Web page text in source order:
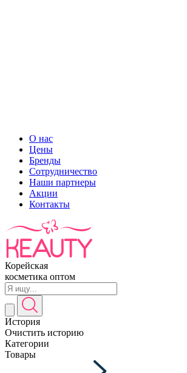
О нас
Цены
Бренды
Сотрудничество
Наши партнеры
Акции
Контакты
Корейская
косметика оптом
История
Очистить историю
Категории
Товары